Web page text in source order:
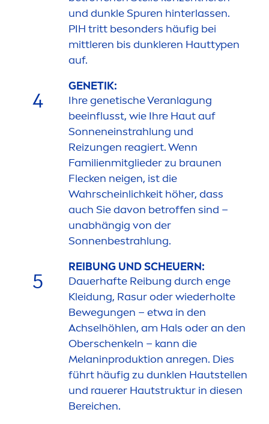
und dunkle Spuren hinterlassen.
PIH tritt besonders häufig bei
mittleren bis dunkleren Hauttypen
auf.
4
GENETIK:
Ihre genetische Veranlagung
beeinflusst, wie Ihre Haut auf
Sonneneinstrahlung und
Reizungen reagiert. Wenn
Familienmitglieder zu braunen
Flecken neigen, ist die
Wahrscheinlichkeit höher, dass
auch Sie davon betroffen sind –
unabhängig von der
Sonnenbestrahlung.
5
REIBUNG UND SCHEUERN:
Dauerhafte Reibung durch enge
Kleidung, Rasur oder wiederholte
Bewegungen – etwa in den
Achselhöhlen, am Hals oder an den
Oberschenkeln – kann die
Melaninproduktion anregen. Dies
führt häufig zu dunklen Hautstellen
und rauerer Hautstruktur in diesen
Bereichen.